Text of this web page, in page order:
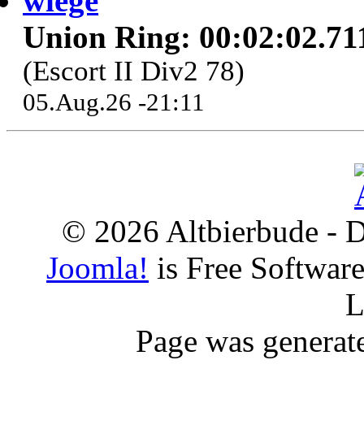
Union Ring:
(Escort II Div2 78)
05.Aug.26 -21:11
© 2026 Altbierbude -
Joomla! is Free
Page was